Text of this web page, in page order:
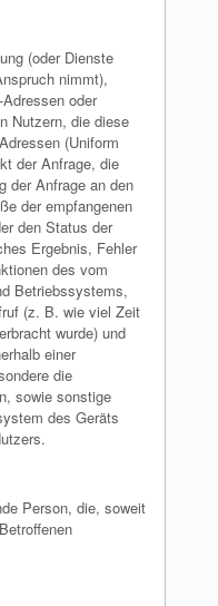
(oder Dienste
nimmt),
oder
Nutzern, die diese
(Uniform
der Anfrage, die
der Anfrage an den
der empfangenen
den Status der
Ergebnis, Fehler
des vom
Betriebssystems,
(z. B. wie viel Zeit
wurde) und
einer
die
sowie sonstige
des Geräts
Person, die, soweit